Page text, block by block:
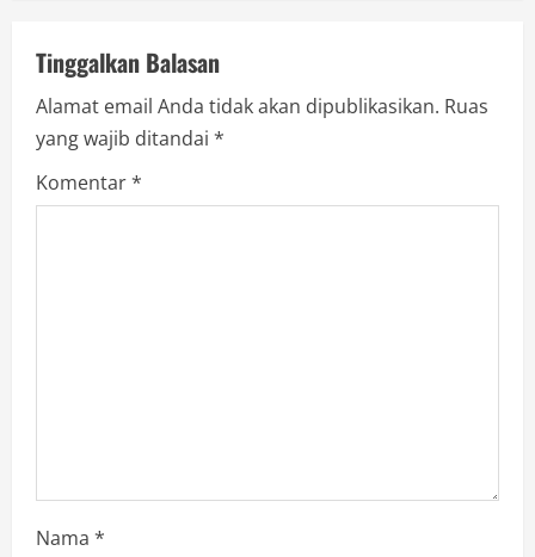
n
u
e
R
g
Tinggalkan Balasan
Alamat email Anda tidak akan dipublikasikan. Ruas
yang wajib ditandai *
Komentar*
Nama *